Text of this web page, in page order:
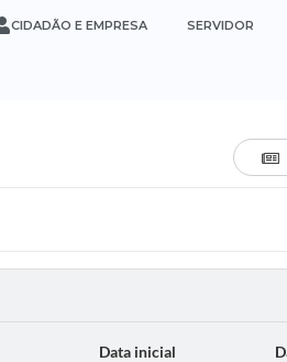
CIDADÃO E EMPRESA SERVIDOR
Data inicial